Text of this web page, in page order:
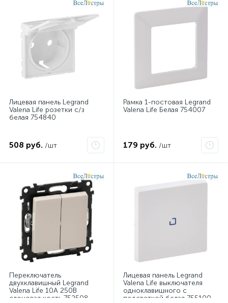
Лицевая панель Legrand
Valena Life розетки с/з
белая 754840
508 руб. /шт
Рамка 1-постовая Legrand
Valena Life Белая 754007
179 руб. /шт
Переключатель
двухклавишный Legrand
Valena Life 10А 250В
слоновая кость 752508
Лицевая панель Legrand
Valena Life выключателя
одноклавишного с
подсветкой белая 755100